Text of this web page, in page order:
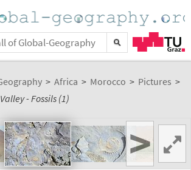
> Africa > Morocco > Pictures >
- Fossils (1)
>